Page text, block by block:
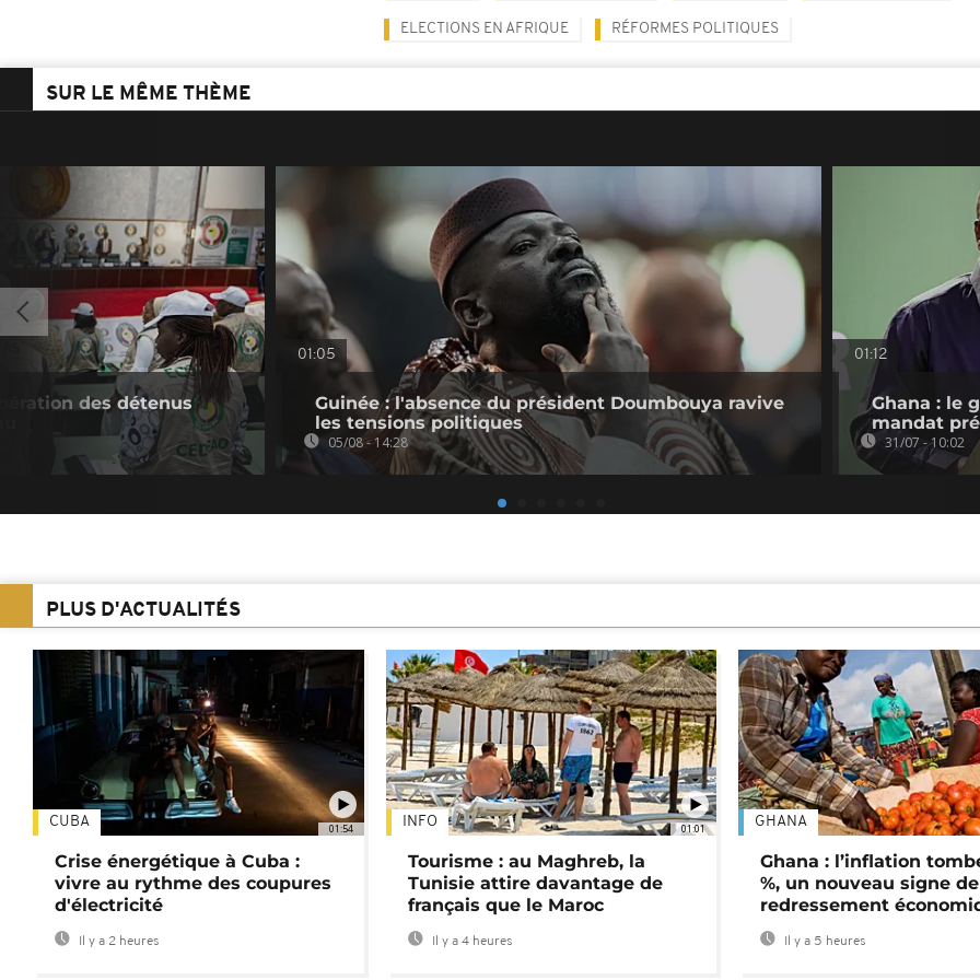
ELECTIONS EN AFRIQUE RÉFORMES POLITIQUES
SUR LE MÊME THÈME
des détenus
01:05
Guinée : l'absence du président Doumbouya ravive
les tensions politiques
05/08 - 14:28
01:12
Ghana : le
mandat
31/07 - 10:02
PLUS D'ACTUALITÉS
01:54
CUBA
Crise énergétique à Cuba :
vivre au rythme des coupures
d'électricité
Il y a 2 heures
01:01
INFO
Tourisme : au Maghreb, la
Tunisie attire davantage de
français que le Maroc
Il y a 4 heures
GHANA
Ghana : l’inflation
%, un nouveau signe de
redressement
Il y a 5 heures